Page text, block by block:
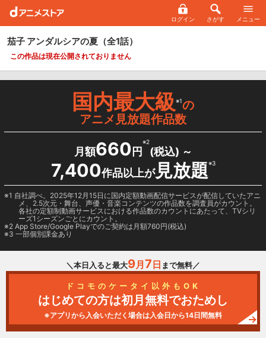
ログイン さがす メニュー
茄子 アンダルシアの夏 （全1話）
この作品は現在公開されておりません
国内最大級※1の
アニメ見放題作品数
月額660 円
※2
(税込) ～
7,400作品以上が見放題※3
1 自社調べ。2025年12月15日に国内定額動画配信サービスが配信していたアニ
メ、2.5次元・舞台、声優・音楽コンテンツの作品数を調査員がカウント。
各社の定額制動画サービスにおける作品数のカウントにあたって、TVシリ
ーズ1シーズンごとにカウント。
2 App Store/Google Playでのご契約は月額760円(税込)
3 一部個別課金あり
＼本日入ると最大9月 7 日 まで無料／
ドコモのケータイ以外もOK
はじめての方は初月無料でおためし
※アプリから入会いただく場合は入会日から14日間無料